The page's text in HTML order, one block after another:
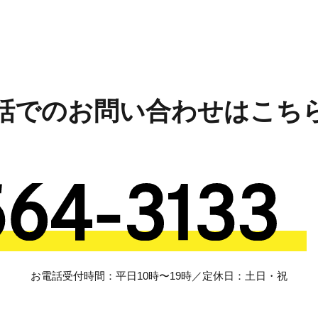
でのお問い合わせはこち
お電話受付時間：平日10時〜19時／定休日：土日・祝